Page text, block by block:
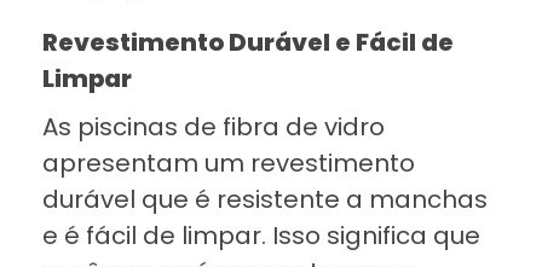
Revestimento Durável e Fácil de
Limpar
As piscinas de fibra de vidro
apresentam um revestimento
durável que é resistente a manchas
e é fácil de limpar. Isso significa que